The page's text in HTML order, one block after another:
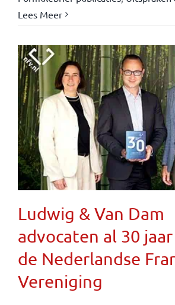
Lees Meer
Ludwig & Van Dam
advocaten al 30
de Nederlandse
Vereniging